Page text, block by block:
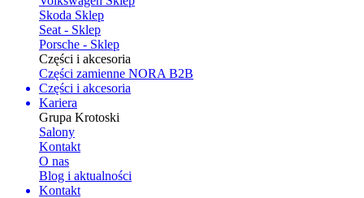
Skoda Sklep
Seat - Sklep
Porsche - Sklep
Części i akcesoria
Części zamienne NORA B2B
Części i akcesoria
Kariera
Grupa Krotoski
Salony
Kontakt
O nas
Blog i aktualności
Kontakt